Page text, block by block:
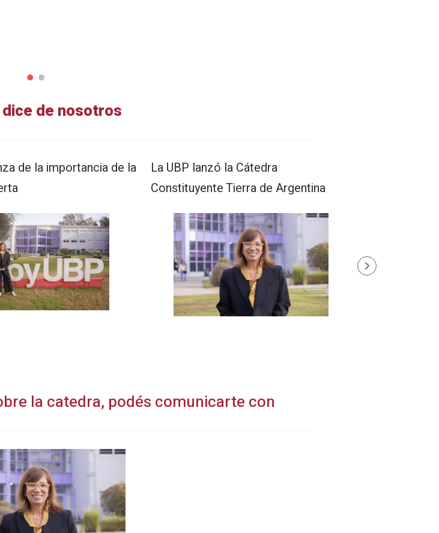
dice de nosotros
de la importancia de la
La UBP lanzó la Cátedra
Constituyente Tierra de Argentina
la catedra, podés comunicarte con